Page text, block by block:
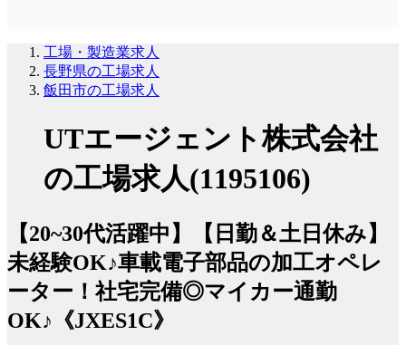
工場・製造業求人
長野県の工場求人
飯田市の工場求人
UTエージェント株式会社
の工場求人(1195106)
【20~30代活躍中】【日勤＆土日休み】
未経験OK♪車載電子部品の加工オペレ
ーター！社宅完備◎マイカー通勤
OK♪《JXES1C》